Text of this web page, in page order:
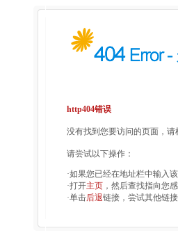
http404错误
没有找到您要访问的页面，
请尝试以下操作：
·如果您已经在地址栏中输入
·打开主页 ，然后查找指向您
·单击后退链接，尝试其他链